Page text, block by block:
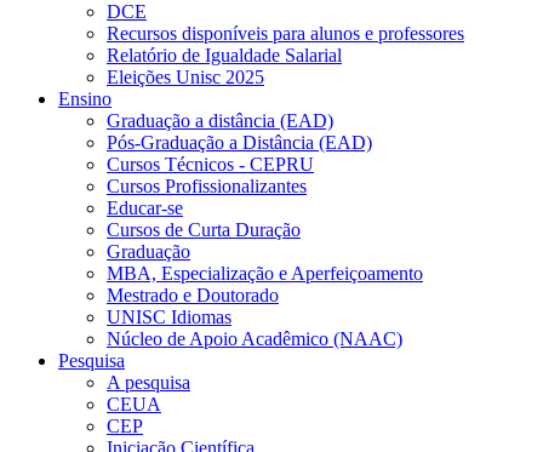
DCE
Recursos disponíveis para alunos e professores
Relatório de Igualdade Salarial
Eleições Unisc 2025
Ensino
Graduação a distância (EAD)
Pós-Graduação a Distância (EAD)
Cursos Técnicos - CEPRU
Cursos Profissionalizantes
Educar-se
Cursos de Curta Duração
Graduação
MBA, Especialização e Aperfeiçoamento
Mestrado e Doutorado
UNISC Idiomas
Núcleo de Apoio Acadêmico (NAAC)
Pesquisa
A pesquisa
CEUA
CEP
Iniciação Científica